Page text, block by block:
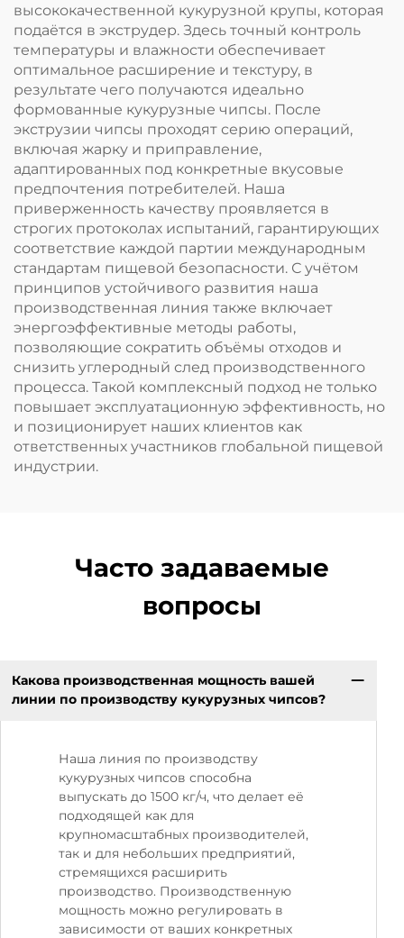
высококачественной кукурузной крупы, которая
подаётся в экструдер. Здесь точный контроль
температуры и влажности обеспечивает
оптимальное расширение и текстуру, в
результате чего получаются идеально
формованные кукурузные чипсы. После
экструзии чипсы проходят серию операций,
включая жарку и приправление,
адаптированных под конкретные вкусовые
предпочтения потребителей. Наша
приверженность качеству проявляется в
строгих протоколах испытаний, гарантирующих
соответствие каждой партии международным
стандартам пищевой безопасности. С учётом
принципов устойчивого развития наша
производственная линия также включает
энергоэффективные методы работы,
позволяющие сократить объёмы отходов и
снизить углеродный след производственного
процесса. Такой комплексный подход не только
повышает эксплуатационную эффективность, но
и позиционирует наших клиентов как
ответственных участников глобальной пищевой
индустрии.
Часто задаваемые
вопросы
Какова производственная мощность вашей
линии по производству кукурузных чипсов?
Наша линия по производству
кукурузных чипсов способна
выпускать до 1500 кг/ч, что делает её
подходящей как для
крупномасштабных производителей,
так и для небольших предприятий,
стремящихся расширить
производство. Производственную
мощность можно регулировать в
зависимости от ваших конкретных